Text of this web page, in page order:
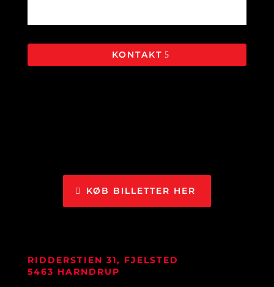
KONTAKT
KØB BILLETTER HER
RIDDERSTIEN 31, FJELSTED
5463 HARNDRUP